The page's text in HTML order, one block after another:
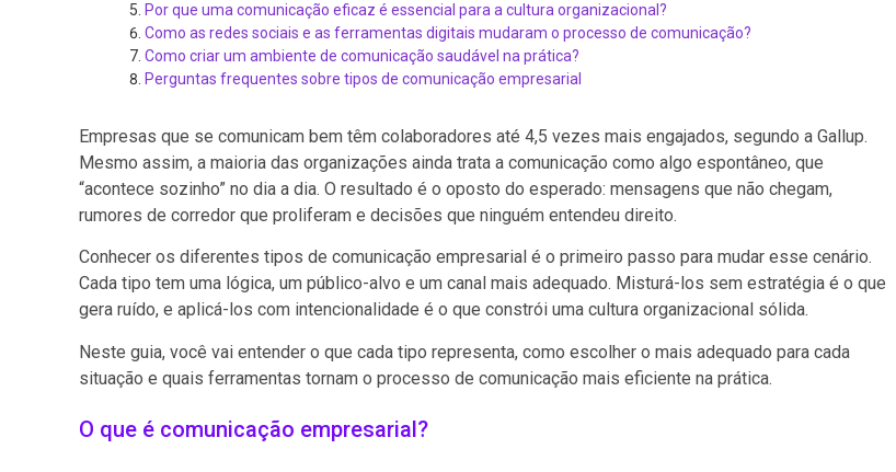
Por que uma comunicação eficaz é essencial para a cultura organizacional?
Como as redes sociais e as ferramentas digitais mudaram o processo de comunicação?
Como criar um ambiente de comunicação saudável na prática?
Perguntas frequentes sobre tipos de comunicação empresarial
Empresas que se comunicam bem têm colaboradores até 4,5 vezes mais engajados, segundo a Gallup.
Mesmo assim, a maioria das organizações ainda trata a comunicação como algo espontâneo, que
“acontece sozinho” no dia a dia. O resultado é o oposto do esperado: mensagens que não chegam,
rumores de corredor que proliferam e decisões que ninguém entendeu direito.
Conhecer os diferentes tipos de comunicação empresarial é o primeiro passo para mudar esse cenário.
Cada tipo tem uma lógica, um público-alvo e um canal mais adequado. Misturá-los sem estratégia é o que
gera ruído, e aplicá-los com intencionalidade é o que constrói uma cultura organizacional sólida.
Neste guia, você vai entender o que cada tipo representa, como escolher o mais adequado para cada
situação e quais ferramentas tornam o processo de comunicação mais eficiente na prática.
O que é comunicação empresarial?